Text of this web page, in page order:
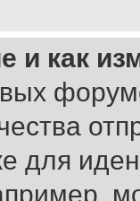
и как
для